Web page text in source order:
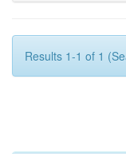
Results 1-1 of 1